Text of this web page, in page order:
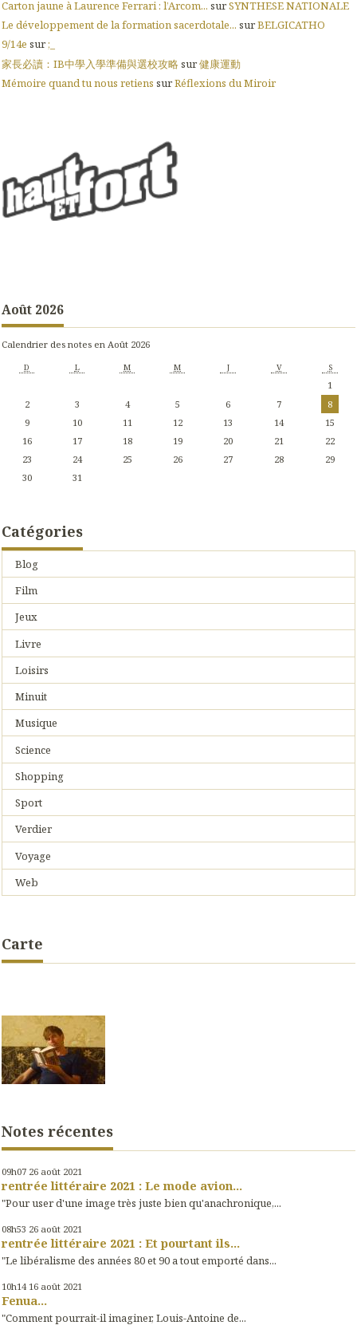
Carton jaune à Laurence Ferrari : l’Arcom... surSYNTHESE NATIONALE
Le développement de la formation sacerdotale... surBELGICATHO
9/14e sur;_
家長必讀：IB中學入學準備與選校攻略 sur健康運動
Mémoire quand tu nous retiens surRéflexions du Miroir
Août 2026
Calendrier des notes en Août 2026
D L M M J V S
1
2
3 4 5 6 7
8
9
10 11 12 13 14
15
16
17 18 19 20 21
22
23
24 25 26 27 28
29
30
31
Catégories
Blog
Film
Jeux
Livre
Loisirs
Minuit
Musique
Science
Shopping
Sport
Verdier
Voyage
Web
Carte
Notes récentes
09h07 26 août 2021
rentrée littéraire 2021 : Le mode avion...
"Pour user d'une image très juste bien qu'anachronique,...
08h53 26 août 2021
rentrée littéraire 2021 : Et pourtant ils...
"Le libéralisme des années 80 et 90 a tout emporté dans...
10h14 16 août 2021
Fenua...
"Comment pourrait-il imaginer, Louis-Antoine de...